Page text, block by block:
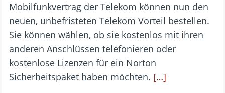
Mobilfunkvertrag der Telekom können nun den
neuen, unbefristeten Telekom Vorteil bestellen.
Sie können wählen, ob sie kostenlos mit ihren
anderen Anschlüssen telefonieren oder
kostenlose Lizenzen für ein Norton
Sicherheitspaket haben möchten. […]